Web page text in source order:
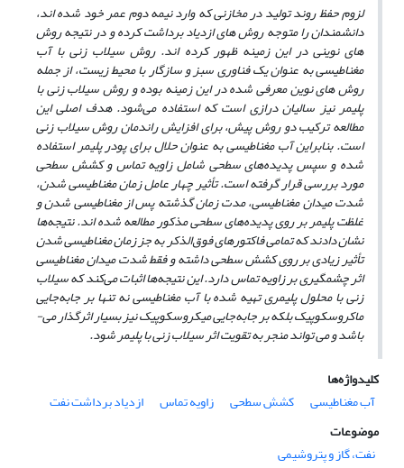
لزوم حفظ روند تولید در مخازنی که وارد نیمه­ دوم عمر خود شده اند،
دانشمندان را متوجه روش های ازدیاد برداشت کرده و در نتیجه روش
های نوینی در این زمینه ظهور کرده اند. روش سیلاب زنی با آب
مغناطیسی به عنوان یک فناوری سبز و سازگار با محیط زیست، از جمله
روش های نوین معرفی شده در این زمینه بوده و روش سیلاب زنی با
پلیمر نیز سالیان درازی است که استفاده می‌شود. هدف اصلی این
مطالعه ترکیب دو روش پیش، برای افزایش راندمان روش سیلاب زنی
است. بنابراین آب مغناطیسی به عنوان حلال برای پودر پلیمر استفاده
شده و سپس پدیده‌های سطحی شامل زاویه تماس و کشش سطحی
مورد بررسی قرار گرفته است. تأثیر چهار عامل زمان مغناطیسی شدن،
شدت میدان مغناطیسی، مدت زمان گذشته پس از مغناطیسی شدن و
غلظت پلیمر بر روی پدیده‌های سطحی مذکور مطالعه شده اند. نتیجه‌ها
نشان دادند که تمامی فاکتورهای فوق‌الذکر به جز زمان مغناطیسی شدن
تأثیر زیادی بر روی کشش سطحی داشته و فقط شدت میدان مغناطیسی
اثر چشمگیری بر زاویه تماس دارد. این نتیجه‌ها اثبات می‌کند که سیلاب
زنی با محلول پلیمری تهیه شده با آب مغناطیسی نه تنها بر جابه‌جایی
ماکروسکوپیک بلکه بر جابه‌جایی میکروسکوپیک نیز بسیار اثرگذار می­
باشد و می تواند منجر به تقویت اثر سیلاب زنی با پلیمر شود.
کلیدواژه‌ها
آب مغناطیسی
کشش سطحی زاویه تماس
ازدیاد برداشت نفت
موضوعات
نفت، گاز و پتروشیمی